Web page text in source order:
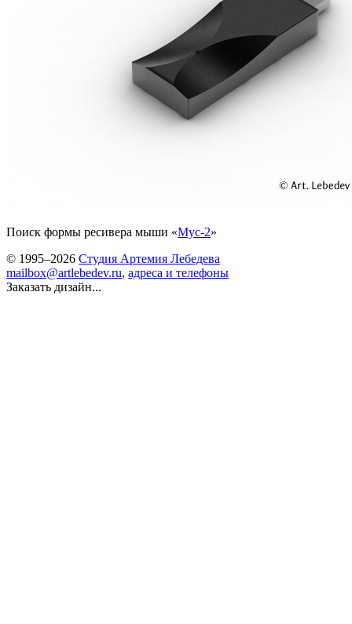
Поиск формы ресивера мыши «Мус-2»
© 1995–2026 Студия Артемия Лебедева
mailbox@artlebedev.ru, адреса и телефоны
Заказать дизайн...